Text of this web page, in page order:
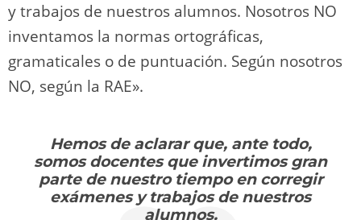
y trabajos de nuestros alumnos. Nosotros NO
inventamos la normas ortográficas,
gramaticales o de puntuación. Según nosotros
NO, según la RAE».
Hemos de aclarar que, ante todo,
somos docentes que invertimos gran
parte de nuestro tiempo en corregir
exámenes y trabajos de nuestros
alumnos.